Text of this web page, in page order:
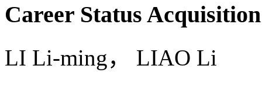
Career Status Acquisition
LI Li-ming， LIAO Li